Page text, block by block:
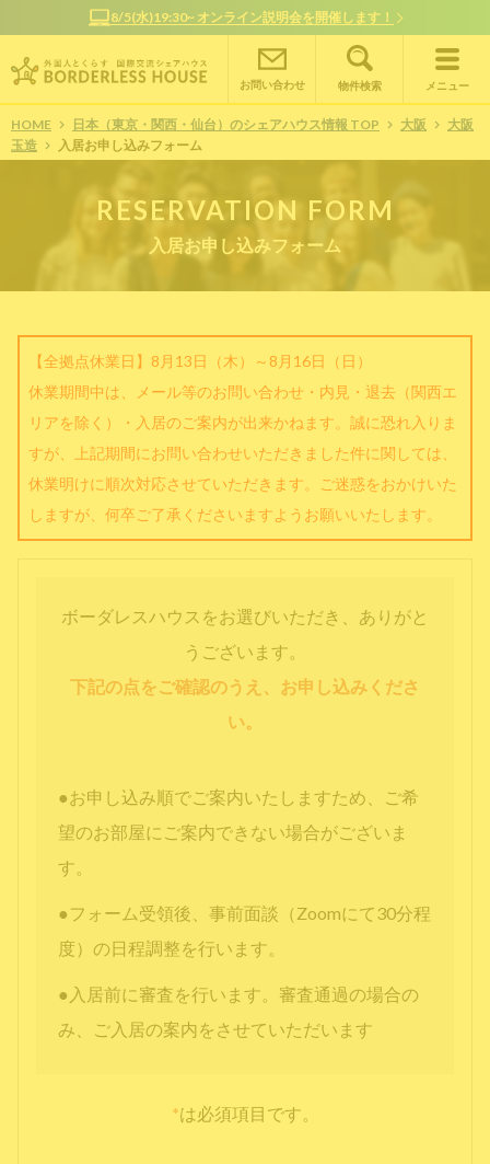
8/5(水)19:30~ オンライン説明会を開催します！
お問い合わせ 物件検索 メニュー
HOME 日本（東京・関西・仙台）のシェアハウス情報 TOP 大阪
大阪
玉造
入居お申し込みフォーム
RESERVATION FORM
入居お申し込みフォーム
【全拠点休業日】8月13日（木）～8月16日（日）
休業期間中は、メール等のお問い合わせ・内見・退去（関西エ
リアを除く）・入居のご案内が出来かねます。誠に恐れ入りま
すが、上記期間にお問い合わせいただきました件に関しては、
休業明けに順次対応させていただきます。ご迷惑をおかけいた
しますが、何卒ご了承くださいますようお願いいたします。
ボーダレスハウスをお選びいただき、ありがと
うございます。
下記の点をご確認のうえ、お申し込みくださ
い。
●お申し込み順でご案内いたしますため、ご希
望のお部屋にご案内できない場合がございま
す。
●フォーム受領後、事前面談（Zoomにて30分程
度）の日程調整を行います。
●入居前に審査を行います。審査通過の場合の
み、ご入居の案内をさせていただいます
*は必須項目です。